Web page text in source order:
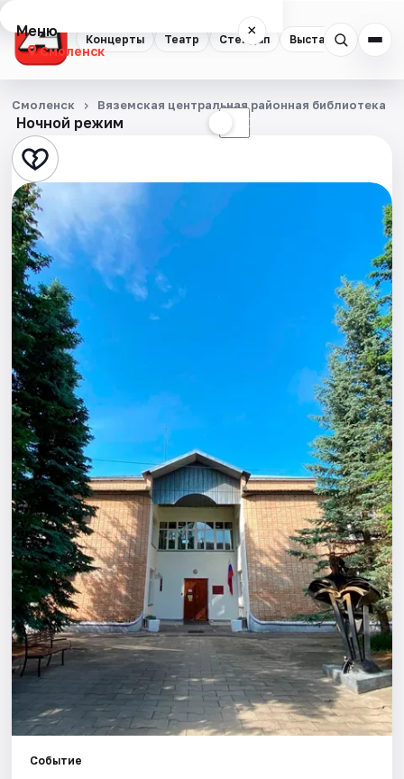
Концерты Театр Стендап Выставки
Меню ×
Смоленск
Концерты
Театр
Стендап
Выставки
Экскурсии
Спорт
События
Города
Площадки
Артисты
Рейтинги
Ночной режим ☾
Смоленск Вяземская центральная районная библиотека
Событие